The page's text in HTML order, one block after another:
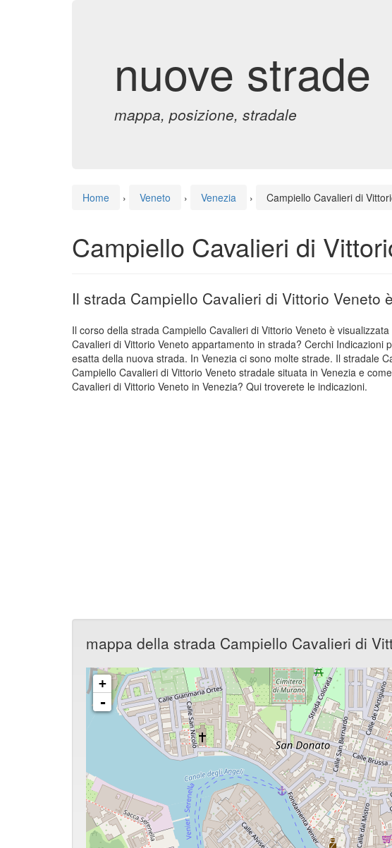
nuove strade
mappa, posizione, stradale
Home › Veneto › Venezia › Campiello Cavalieri di
Campiello Cavalieri di
Il strada Campiello Cavalieri di Vittorio Veneto
Il corso della strada Campiello Cavalieri di Vittorio Veneto è
Cavalieri di Vittorio Veneto appartamento in strada? Cerchi
esatta della nuova strada. In Venezia ci sono molte strade. Il stradale
Campiello Cavalieri di Vittorio Veneto stradale situata in Venezia e
Cavalieri di Vittorio Veneto in Venezia? Qui troverete le indicazioni.
mappa della strada Campiello Cavalieri di
+
-